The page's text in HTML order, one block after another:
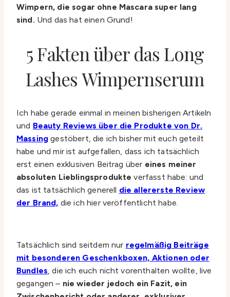
Wimpern, die sogar ohne Mascara super lang
sind. Und das hat einen Grund!
5 Fakten über das Long
Lashes Wimpernserum
Ich habe gerade einmal in meinen bisherigen Artikeln
und Beauty Reviews über die Produkte von Dr.
Massing gestöbert, die ich bisher mit euch geteilt
habe und mir ist aufgefallen, dass ich tatsächlich
erst einen exklusiven Beitrag über eines meiner
absoluten Lieblingsprodukte verfasst habe: und
das ist tatsächlich generell die allererste Review
der Brand, die ich hier veröffentlicht habe.
Tatsächlich sind seitdem nur regelmäßig Beiträge
mit besonderen Geschenkboxen, Aktionen oder
Bundles, die ich euch nicht vorenthalten wollte, live
gegangen – nie wieder jedoch ein Fazit, ein